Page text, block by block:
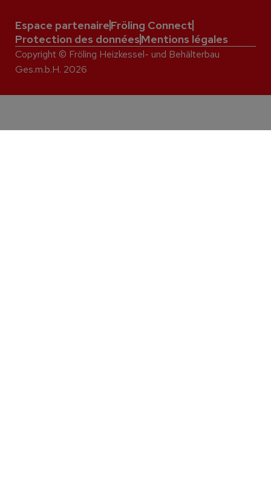
Espace partenaireFröling Connect
Protection des donnéesMentions légales
Copyright © Fröling Heizkessel- und Behälterbau
Ges.m.b.H. 2026